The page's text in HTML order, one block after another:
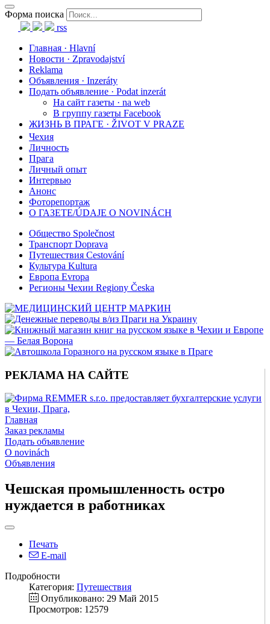
Форма поиска
rss
Главная · Hlavní
Новости · Zpravodajství
Reklama
Объявления · Inzeráty
Подать объявление · Podat inzerát
На сайт газеты · na web
В группу газеты Facebook
ЖИЗНЬ В ПРАГЕ · ŽIVOT V PRAZE
Чехия
Личность
Прага
Личный опыт
Интервью
Анонс
Фоторепортаж
О ГАЗЕТЕ/ÚDAJE O NOVINÁCH
Общество Společnost
Транспорт Doprava
Путешествия Cestování
Культура Kultura
Европа Evropa
Регионы Чехии Regiony Česka
РЕКЛАМА НА САЙТЕ
Главная
Заказ рекламы
Подать объявление
O novinách
Объявления
Чешская промышленность остро
нуждается в работниках
Печать
E-mail
Подробности
Категория: Путешествия
Опубликовано: 29 Май 2015
Просмотров: 12579